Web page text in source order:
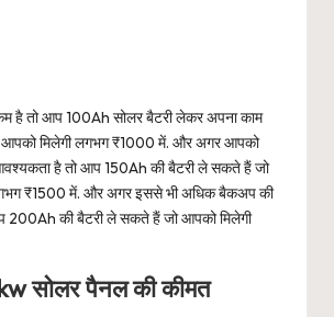
है तो आप 100Ah सोलर बैटरी लेकर अपना काम
मिलेगी लगभग ₹1000 में. और अगर आपको
है तो आप 150Ah की बैटरी ले सकते हैं जो
₹1500 में. और अगर इससे भी अधिक बैकअप की
200Ah की बैटरी ले सकते हैं जो आपको मिलेगी
सोलर पैनल की कीमत